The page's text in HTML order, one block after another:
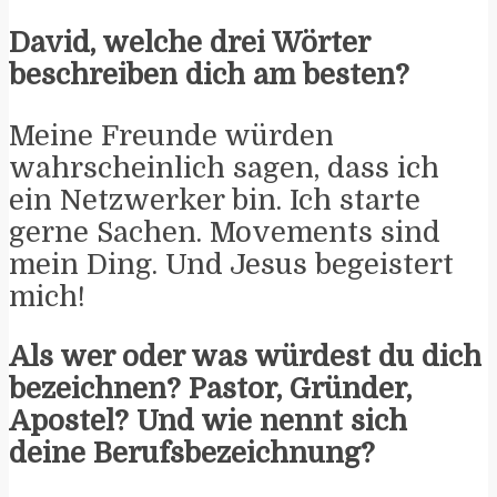
David, welche drei Wörter
beschreiben dich am besten?
Meine Freunde würden
wahrscheinlich sagen, dass ich
ein Netzwerker bin. Ich starte
gerne Sachen. Movements sind
mein Ding. Und Jesus begeistert
mich!
Als wer oder was würdest du dich
bezeichnen? Pastor, Gründer,
Apostel? Und wie nennt sich
deine Berufsbezeichnung?